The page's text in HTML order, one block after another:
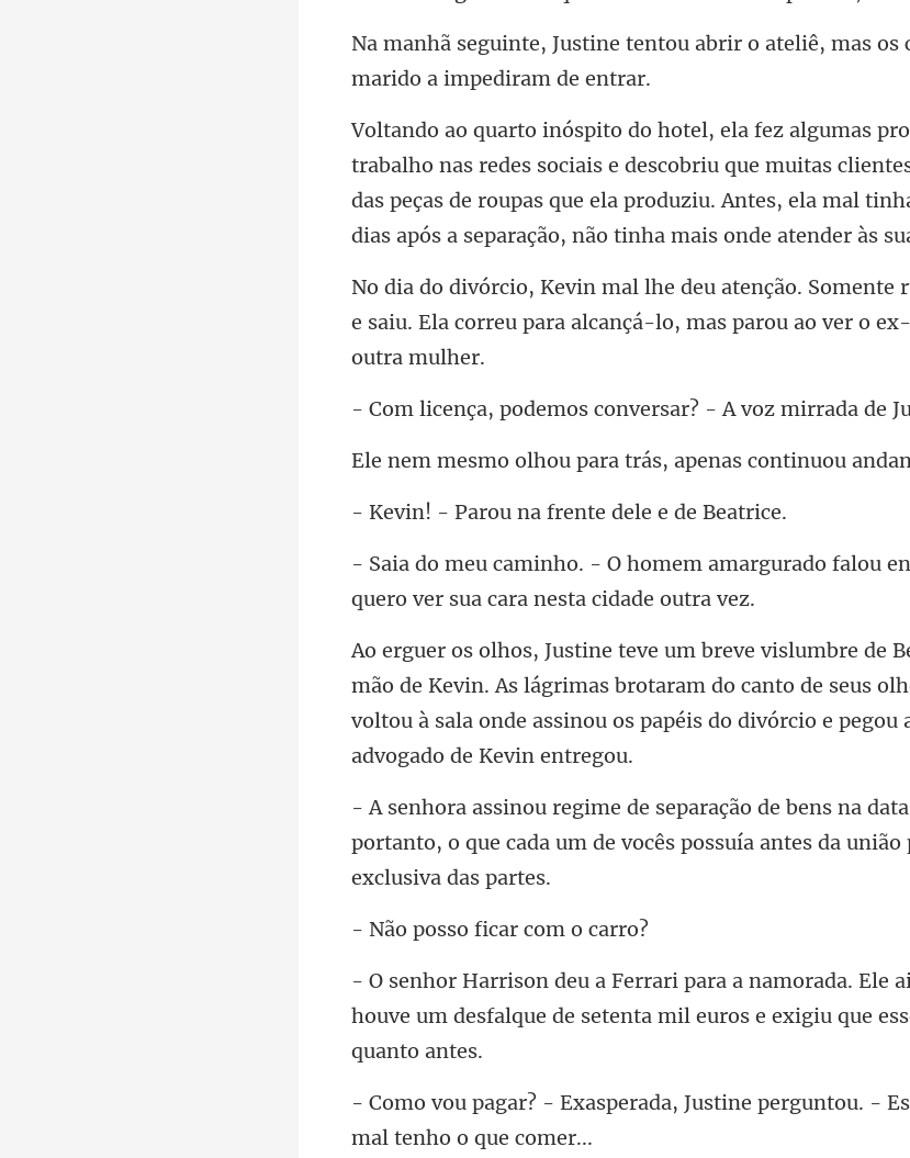
brir o ateliê, mas os
e descobriu que muitas
das peças de roupas que ela produziu. Antes, e
e saiu. Ela correu para alcançá-
conversar? - A voz mirr
u para trás, apena
u na frente del
gurado falou
quer
Kevin. As lágrimas brotaram do canto de seus
voltou à sala
portanto, o que cada um de vocês possuía
o ficar co
houve um desfalque de setenta mil eu
ustine perguntou. -